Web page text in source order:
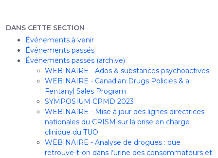
DANS CETTE SECTION
Événements à venir
Événements passés
Événements passés (archive)
WEBINAIRE - Ados & substances psychoactives
WEBINAIRE - Canadian Drugs Policies & a
Fentanyl Sales Program
SYMPOSIUM CPMD 2023
WEBINAIRE - Mise à jour des lignes directrices
nationales du CRISM sur la prise en charge
clinique du TUO
WEBINAIRE - Analyse de drogues : que
retrouve-t-on dans l’urine des consommateurs et